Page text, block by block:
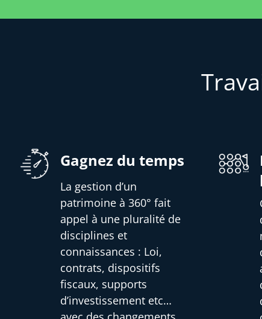
Gagnez du temps
La gestion d’un
patrimoine à 360° fait
appel à une pluralité de
disciplines et
connaissances : Loi,
contrats, dispositifs
fiscaux, supports
d’investissement etc…